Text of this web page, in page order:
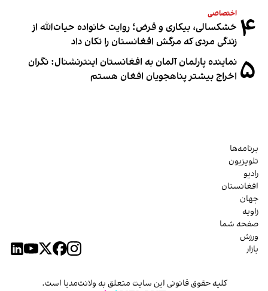
۴ اختصاصی
خشکسالی، بیکاری و قرض؛ روایت خانواده حیات‌الله از
زندگی مردی که مرگش افغانستان را تکان داد
۵ نماینده پارلمان آلمان به افغانستان اینترنشنال: نگران
اخراج بیشتر پناهجویان افغان هستم
برنامه‌ها
تلویزیون
رادیو
افغانستان
جهان
زاویه
صفحه شما
ورزش
بازار
کلیه حقوق قانونی این سایت متعلق به ولانت‌مدیا است.